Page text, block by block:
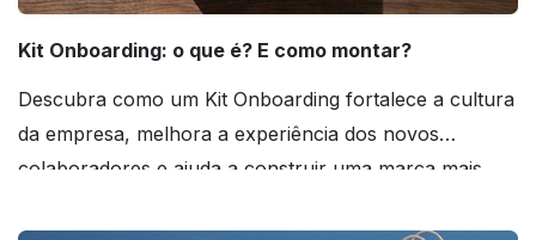
Kit Onboarding: o que é? E como montar?
Descubra como um Kit Onboarding fortalece a cultura
da empresa, melhora a experiência dos novos
colaboradores e ajuda a construir uma marca mais